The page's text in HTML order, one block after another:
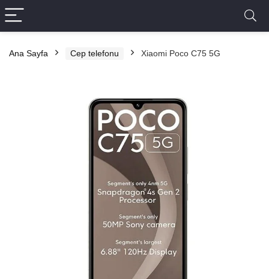
Ana Sayfa Cep telefonu Xiaomi Poco C75 5G